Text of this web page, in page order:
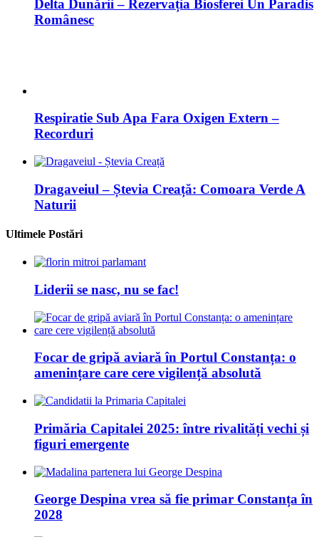
Delta Dunării – Rezervația Biosferei Un Paradis
Românesc
Respiratie Sub Apa Fara Oxigen Extern –
Recorduri
Dragaveiul – Ștevia Creață: Comoara Verde A
Naturii
Ultimele Postări
Liderii se nasc, nu se fac!
Focar de gripă aviară în Portul Constanța: o
amenințare care cere vigilență absolută
Primăria Capitalei 2025: între rivalități vechi și
figuri emergente
George Despina vrea să fie primar Constanța în
2028